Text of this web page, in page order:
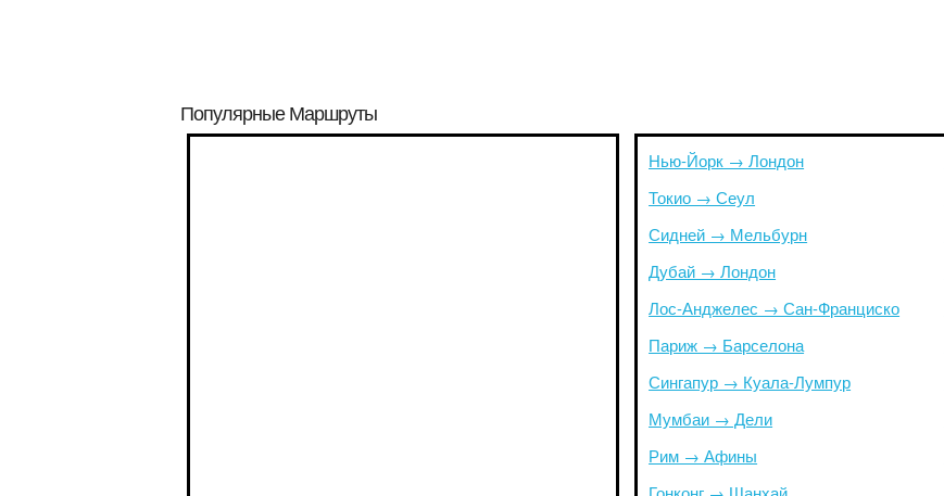
Популярные Маршруты
Нью-Йорк → Лондон
Токио → Сеул
Сидней → Мельбурн
Дубай → Лондон
Лос-Анджелес → Сан-Франциско
Париж → Барселона
Сингапур → Куала-Лумпур
Мумбаи → Дели
Рим → Афины